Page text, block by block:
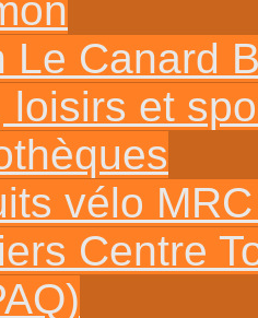
Le Canard
loisirs et
vélo
Centre